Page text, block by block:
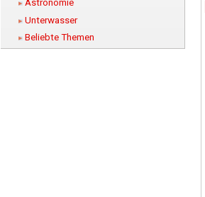
Astronomie
Unterwasser
Beliebte Themen